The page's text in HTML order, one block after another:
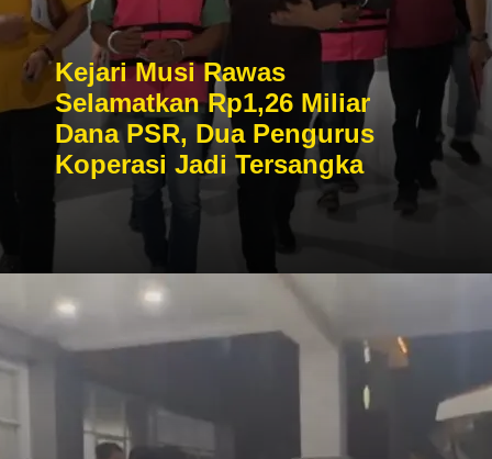
Kejari Musi Rawas
Selamatkan Rp1,26 Miliar
Dana PSR, Dua Pengurus
Koperasi Jadi Tersangka